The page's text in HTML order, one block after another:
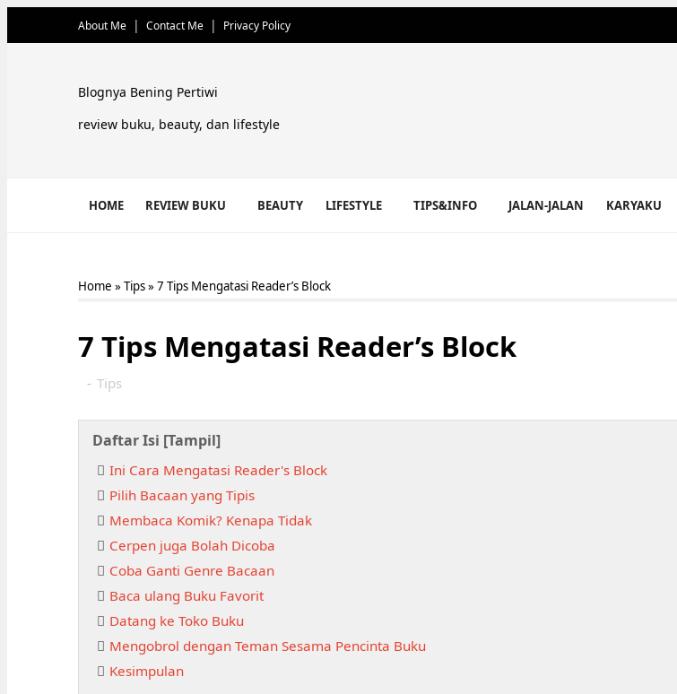
About Me Contact Me Privacy Policy
Blognya Bening Pertiwi
review buku, beauty, dan lifestyle
HOME REVIEW BUKU BEAUTY LIFESTYLE TIPS&INFO JALAN-JALAN KARYAKU
Home »Tips»7 Tips Mengatasi Reader’s Block
7 Tips Mengatasi Reader’s Block
- Tips
Daftar Isi [Tampil]
Ini Cara Mengatasi Reader's Block
Pilih Bacaan yang Tipis
Membaca Komik? Kenapa Tidak
Cerpen juga Bolah Dicoba
Coba Ganti Genre Bacaan
Baca ulang Buku Favorit
Datang ke Toko Buku
Mengobrol dengan Teman Sesama Pencinta Buku
Kesimpulan